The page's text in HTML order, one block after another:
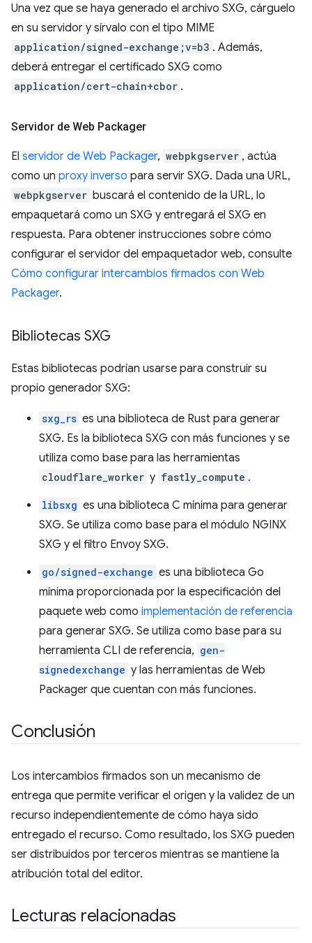
Una vez que se haya generado el archivo SXG, cárguelo
en su servidor y sírvalo con el tipo MIME
application/signed-exchange;v=b3 . Además,
deberá entregar el certificado SXG como
application/cert-chain+cbor .
Servidor de Web Packager
El servidor de Web Packager, webpkgserver , actúa
como un proxy inverso para servir SXG. Dada una URL,
webpkgserver buscará el contenido de la URL, lo
empaquetará como un SXG y entregará el SXG en
respuesta. Para obtener instrucciones sobre cómo
configurar el servidor del empaquetador web, consulte
Cómo configurar intercambios firmados con Web
Packager.
Bibliotecas SXG
Estas bibliotecas podrían usarse para construir su
propio generador SXG:
sxg_rs es una biblioteca de Rust para generar
SXG. Es la biblioteca SXG con más funciones y se
utiliza como base para las herramientas
cloudflare_worker y fastly_compute .
libsxg es una biblioteca C mínima para generar
SXG. Se utiliza como base para el módulo NGINX
SXG y el filtro Envoy SXG.
go/signed-exchange es una biblioteca Go
mínima proporcionada por la especificación del
paquete web como implementación de referencia
para generar SXG. Se utiliza como base para su
herramienta CLI de referencia, gen-
signedexchange y las herramientas de Web
Packager que cuentan con más funciones.
Conclusión
Los intercambios firmados son un mecanismo de
entrega que permite verificar el origen y la validez de un
recurso independientemente de cómo haya sido
entregado el recurso. Como resultado, los SXG pueden
ser distribuidos por terceros mientras se mantiene la
atribución total del editor.
Lecturas relacionadas